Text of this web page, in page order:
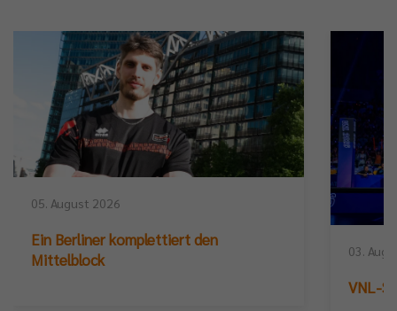
05. August 2026
Ein Berliner komplettiert den
Mittelblock
03.
VNL-